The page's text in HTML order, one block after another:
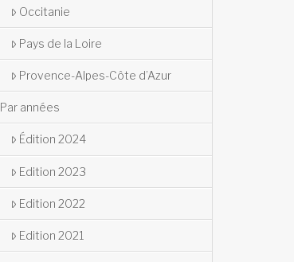
Occitanie
Pays de la Loire
Provence-Alpes-Côte d’Azur
Par années
Édition 2024
Edition 2023
Edition 2022
Edition 2021